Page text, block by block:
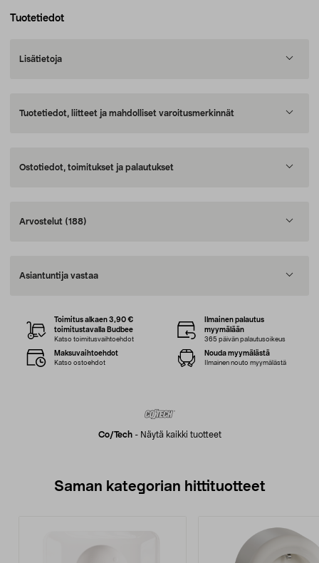
Tuotetiedot
Lisätietoja
Tuotetiedot, liitteet ja mahdolliset varoitusmerkinnät
Ostotiedot, toimitukset ja palautukset
Arvostelut (188)
Asiantuntija vastaa
Co/tech- Näytä kaikki tuotteet
Toimitus alkaen 3,90 €
toimitustavalla Budbee
Katso toimitusvaihtoehdot
Ilmainen palautus
myymälään
365 päivän palautusoikeus
Maksuvaihtoehdot
Katso ostoehdot
Nouda myymälästä
Ilmainen nouto myymälästä
Saman kategorian hittituotteet